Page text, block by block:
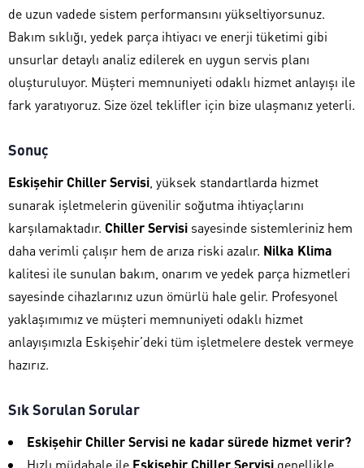
de uzun vadede sistem performansını yükseltiyorsunuz.
Bakım sıklığı, yedek parça ihtiyacı ve enerji tüketimi gibi
unsurlar detaylı analiz edilerek en uygun servis planı
oluşturuluyor. Müşteri memnuniyeti odaklı hizmet anlayışı ile
fark yaratıyoruz. Size özel teklifler için bize ulaşmanız yeterli.
Sonuç
Eskişehir Chiller Servisi , yüksek standartlarda hizmet
sunarak işletmelerin güvenilir soğutma ihtiyaçlarını
karşılamaktadır. Chiller Servisi sayesinde sistemleriniz hem
daha verimli çalışır hem de arıza riski azalır. Nilka Klima
kalitesi ile sunulan bakım, onarım ve yedek parça hizmetleri
sayesinde cihazlarınız uzun ömürlü hale gelir. Profesyonel
yaklaşımımız ve müşteri memnuniyeti odaklı hizmet
anlayışımızla Eskişehir’deki tüm işletmelere destek vermeye
hazırız.
Sık Sorulan Sorular
Eskişehir Chiller Servisi ne kadar sürede hizmet verir?
Hızlı müdahale ile Eskişehir Chiller Servisi genellikle